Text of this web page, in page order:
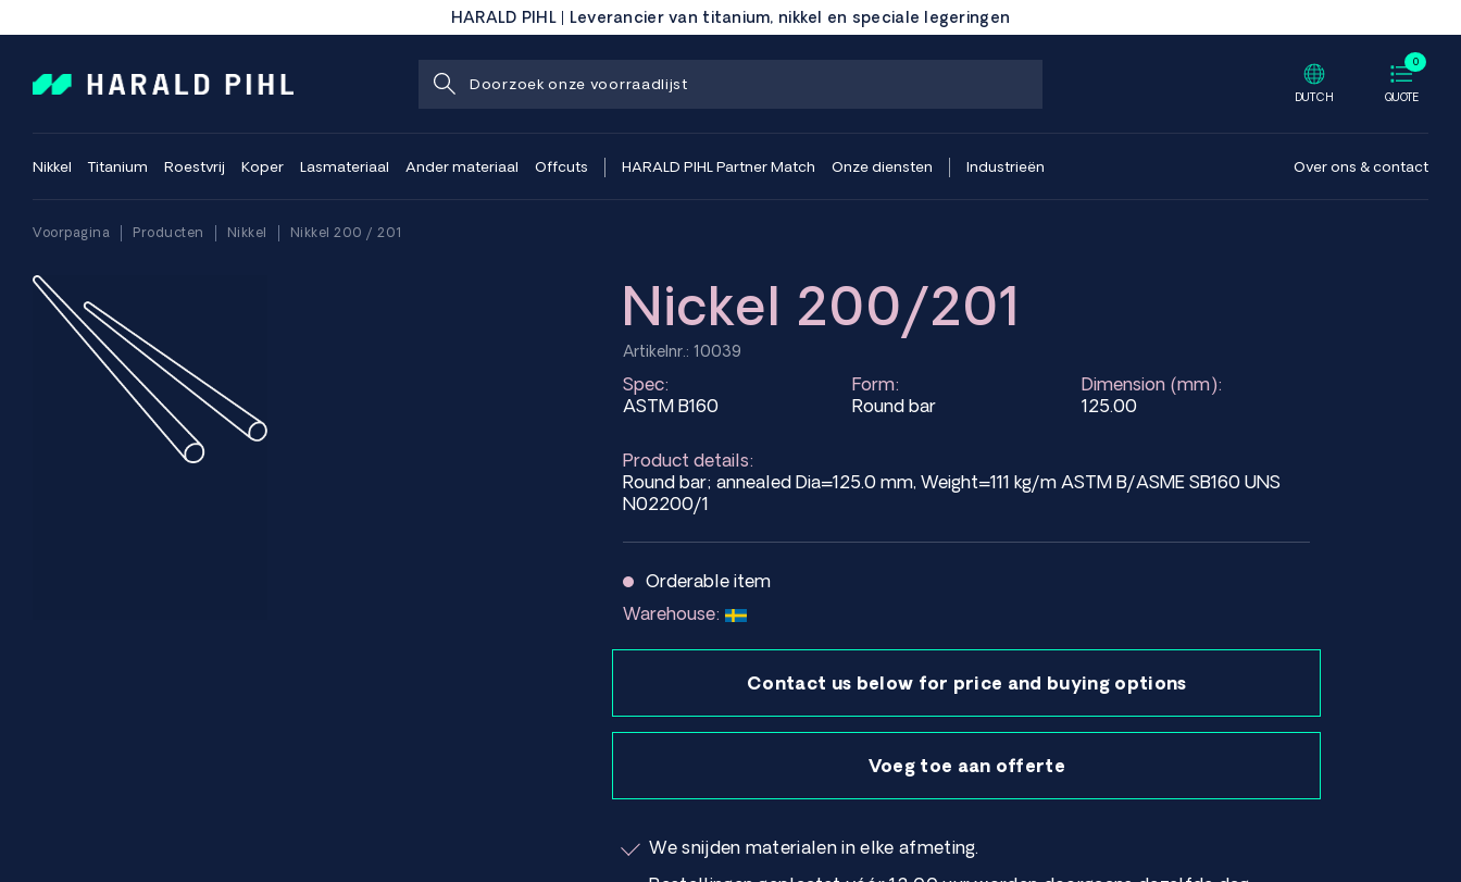
HARALD PIHL | Leverancier van titanium, nikkel en speciale legeringen
0
QUOTE
DUTCH
Nikkel Titanium Roestvrij Koper Lasmateriaal Ander materiaal Offcuts HARALD PIHL Partner Match Onze diensten Industrieën Over ons & contact
Voorpagina Producten Nikkel Nikkel 200 / 201
Nickel 200/201
Artikelnr.: 10039
Spec:
ASTM B160
Form:
Round bar
Dimension (mm):
125.00
Product details:
Round bar; annealed Dia=125.0 mm, Weight=111 kg/m ASTM B/ASME SB160 UNS
N02200/1
Orderable item
Warehouse:
Contact us below for price and buying options
Voeg toe aan offerte
We snijden materialen in elke afmeting.